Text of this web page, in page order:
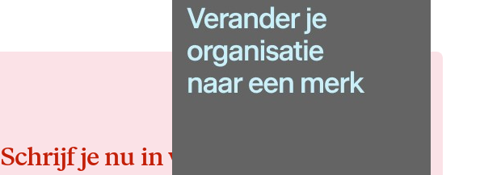
Schrijf je nu in voor de